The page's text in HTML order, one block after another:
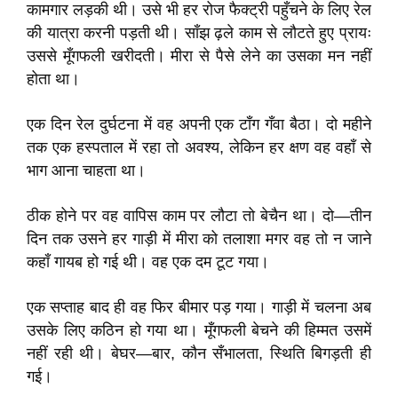
कामगार लड़की थी। उसे भी हर रोज फैक्ट्री पहुँचने के लिए रेल
की यात्रा करनी पड़ती थी। साँझ ढ़ले काम से लौटते हुए प्रायः
उससे मूँगफली खरीदती। मीरा से पैसे लेने का उसका मन नहीं
होता था।
एक दिन रेल दुर्घटना में वह अपनी एक टाँग गँवा बैठा। दो महीने
तक एक हस्पताल में रहा तो अवश्य, लेकिन हर क्षण वह वहाँ से
भाग आना चाहता था।
ठीक होने पर वह वापिस काम पर लौटा तो बेचैन था। दो—तीन
दिन तक उसने हर गाड़ी में मीरा को तलाशा मगर वह तो न जाने
कहाँ गायब हो गई थी। वह एक दम टूट गया।
एक सप्ताह बाद ही वह फिर बीमार पड़ गया। गाड़ी में चलना अब
उसके लिए कठिन हो गया था। मूँगफली बेचने की हिम्मत उसमें
नहीं रही थी। बेघर—बार, कौन सँभालता, स्थिति बिगड़ती ही
गई।